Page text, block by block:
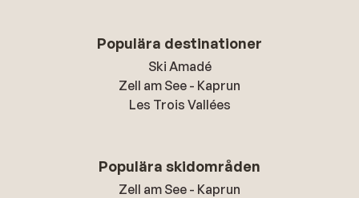
Populära destinationer
Ski Amadé
Zell am See - Kaprun
Les Trois Vallées
Populära skidområden
Zell am See - Kaprun